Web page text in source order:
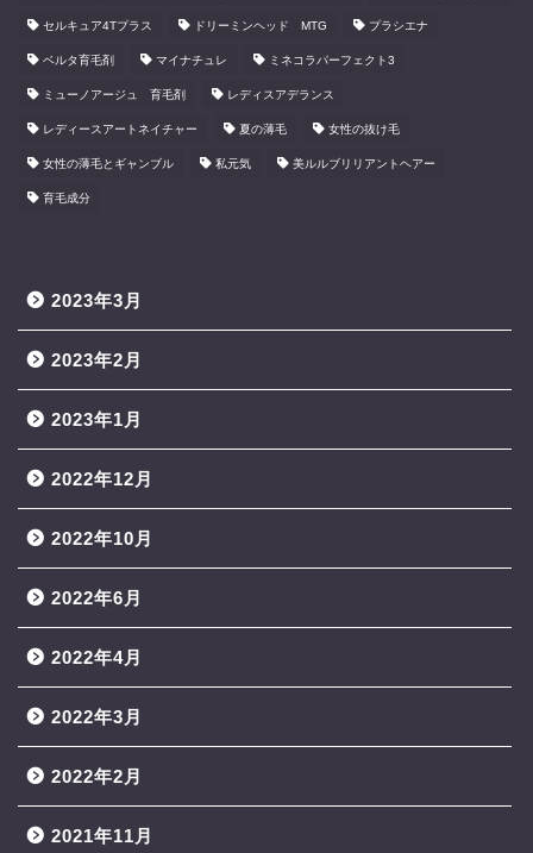
セルキュア4Tプラス ドリーミンヘッド MTG プラシエナ
ベルタ育毛剤 マイナチュレ ミネコラパーフェクト3
ミューノアージュ 育毛剤 レディスアデランス
レディースアートネイチャー 夏の薄毛 女性の抜け毛
女性の薄毛とギャンブル 私元気 美ルルブリリアントヘアー
育毛成分
2023年3月
2023年2月
2023年1月
2022年12月
2022年10月
2022年6月
2022年4月
2022年3月
2022年2月
2021年11月